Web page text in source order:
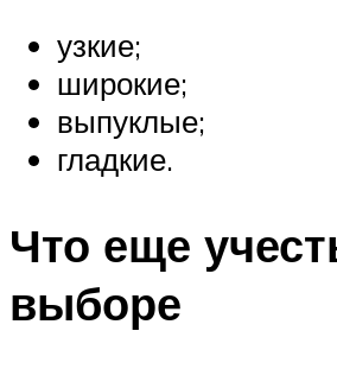
узкие;
широкие;
выпуклые;
гладкие.
Что еще
выборе